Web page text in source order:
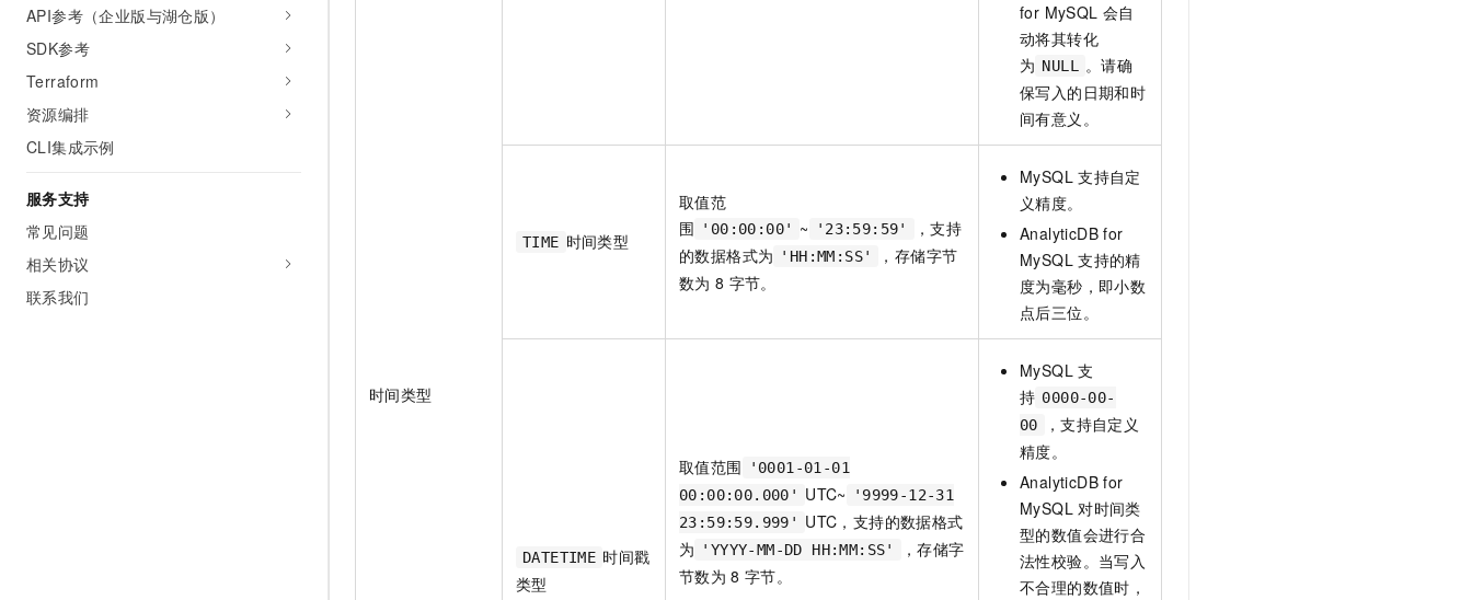
API参考（企业版与湖仓版）
SDK参考
Terraform
资源编排
CLI集成示例
服务支持
常见问题
相关协议
联系我们
时间类型
for MySQL 会自
动将其转化
为 NULL
。请确
保写入的日期和时
间有意义。
TIME 时间类型
取值范
围
'00:00:00' ~ '23:59:59'
，支持
的数据格式为
'HH:MM:SS'
，存储字节
数为 8 字节。
MySQL 支持自定
义精度。
AnalyticDB for
MySQL 支持的精
度为毫秒，即小数
点后三位。
DATETIME 时间戳
类型
取值范围
'0001-01-01
00:00:00.000'
UTC~
'9999-12-31
23:59:59.999'
UTC，支持的数据格式
为
'YYYY-MM-DD HH:MM:SS'
，存储字
节数为 8 字节。
MySQL 支
持 0000-00-
00
，支持自定义
精度。
AnalyticDB for
MySQL 对时间类
型的数值会进行合
法性校验。当写入
不合理的数值时，